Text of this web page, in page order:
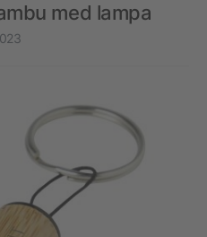
med lampa